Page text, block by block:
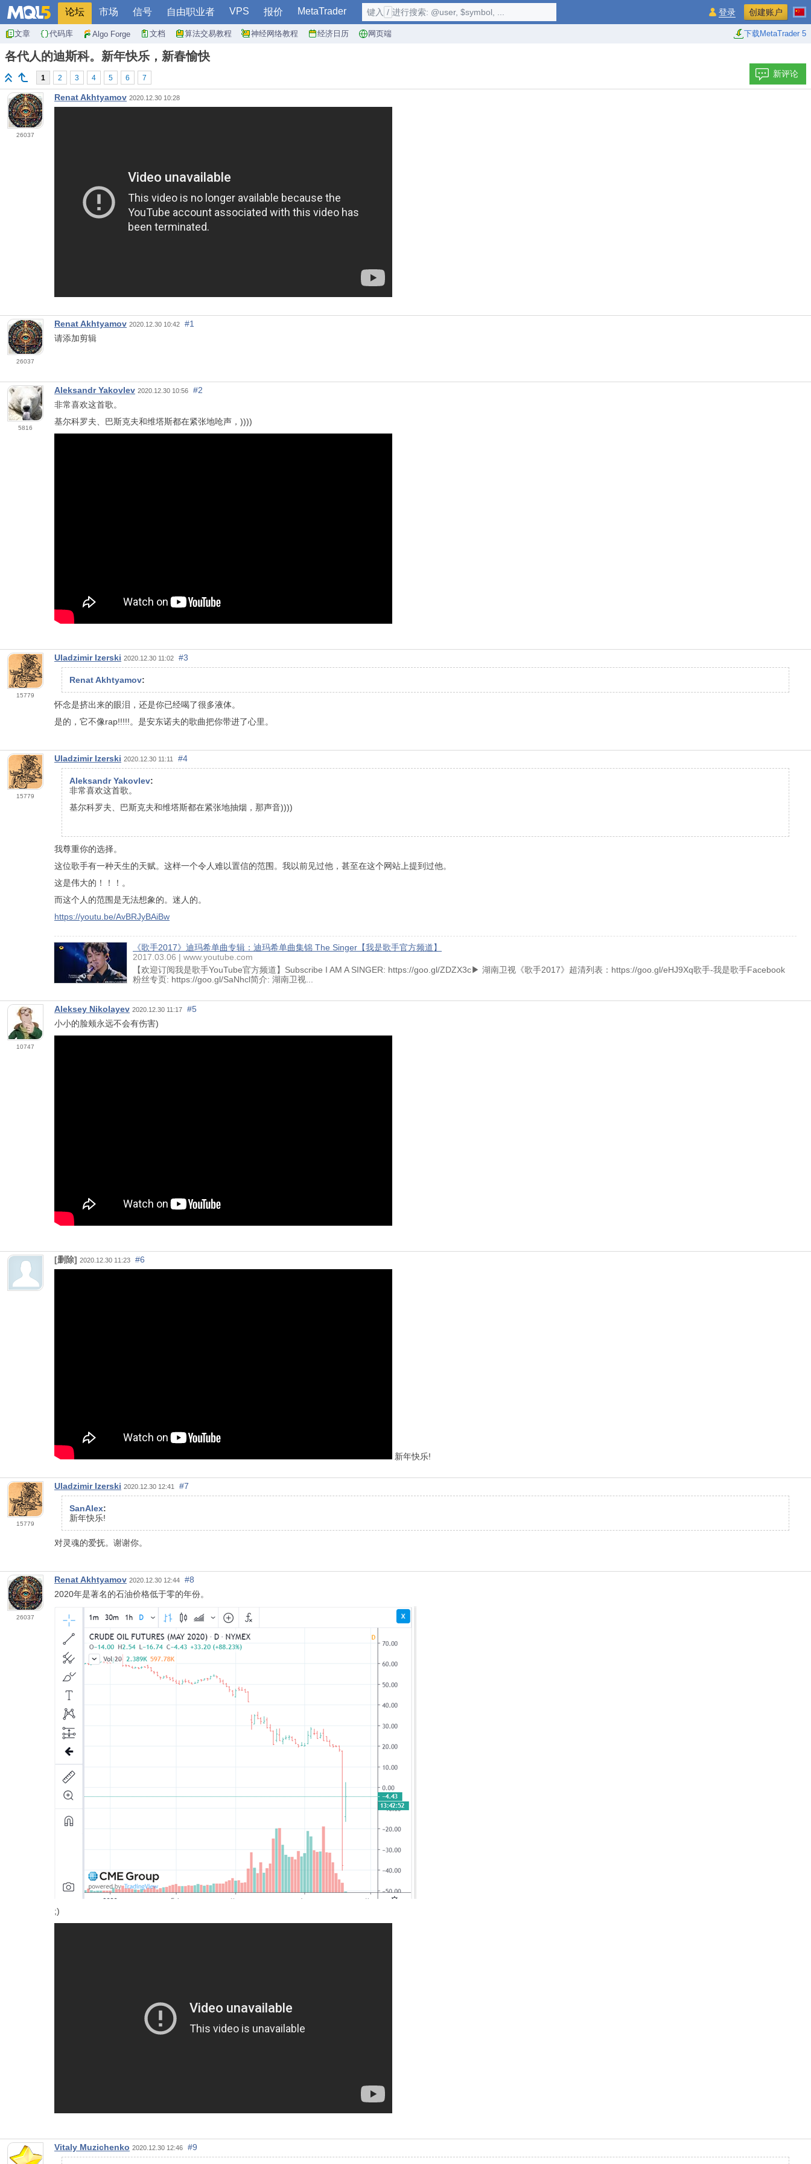
论坛 市场 信号 自由职业者 VPS 报价 MetaTrader
文章 代码库 Algo Forge 文档 算法交易教程 神经网络教程 经济日历 网页端 下载MetaTrader 5
键入 / 进行搜索: @user, $symbol, ... 登录 创建账户
各代人的迪斯科。新年快乐，新春愉快
1 2 3 4 5 6 7 新评论
26037
Renat Akhtyamov 2020.12.30 10:28
26037
Renat Akhtyamov 2020.12.30 10:42
#1
请添加剪辑
5816
Aleksandr Yakovlev 2020.12.30 10:56
#2
非常喜欢这首歌。
基尔科罗夫、巴斯克夫和维塔斯都在紧张地呛声，))))
15779
Uladzimir Izerski 2020.12.30 11:02 #3
Renat Akhtyamov:
怀念是挤出来的眼泪，还是你已经喝了很多液体。
是的，它不像rap!!!!!。是安东诺夫的歌曲把你带进了心里。
15779
Uladzimir Izerski 2020.12.30 11:11 #4
Aleksandr Yakovlev:
非常喜欢这首歌。
基尔科罗夫、巴斯克夫和维塔斯都在紧张地抽烟，那声音))))
我尊重你的选择。
这位歌手有一种天生的天赋。这样一个令人难以置信的范围。我以前见过他，甚至在这个网站上提到过他。
这是伟大的！！！。
而这个人的范围是无法想象的。迷人的。
https://youtu.be/AvBRJyBAiBw
《歌手2017》迪玛希单曲专辑：迪玛希单曲集锦 The Singer【我是歌手官方频道】
2017.03.06
www.youtube.com
【欢迎订阅我是歌手YouTube官方频道】Subscribe I AM A SINGER: https://goo.gl/ZDZX3c▶ 湖南卫视《歌手2017》超清列表：https://goo.gl/eHJ9Xq歌手-我是歌手Facebook
粉丝专页: https://goo.gl/SaNhcl简介: 湖南卫视...
10747
Aleksey Nikolayev 2020.12.30 11:17
#5
小小的脸颊永远不会有伤害)
[删除] 2020.12.30 11:23 #6
新年快乐!
15779
Uladzimir Izerski 2020.12.30 12:41 #7
SanAlex:
新年快乐!
对灵魂的爱抚。谢谢你。
26037
Renat Akhtyamov 2020.12.30 12:44
#8
2020年是著名的石油价格低于零的年份。
;)
Vitaly Muzichenko 2020.12.30 12:46 #9